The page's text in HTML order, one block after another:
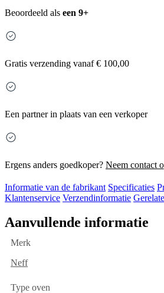
Beoordeeld als een 9+
Gratis verzending vanaf € 100,00
Een partner in plaats van een verkoper
Ergens anders goedkoper? Neem contact
Informatie van de fabrikant Specificaties
Klantenservice Verzendinformatie
Aanvullende informatie
Merk
Neff
Type oven